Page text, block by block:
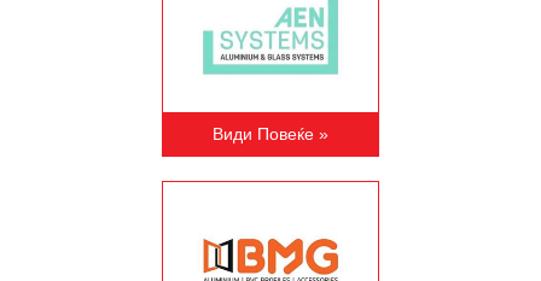
Види Повеќе »